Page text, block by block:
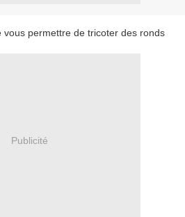
vous permettre de tricoter des ronds
Publicité